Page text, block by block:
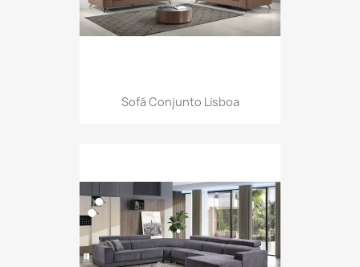
Sofá Conjunto Lisboa